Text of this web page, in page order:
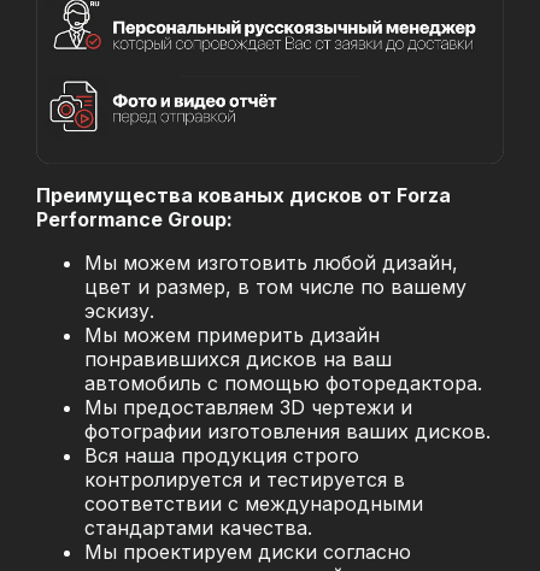
Преимущества кованых дисков от Forza
Performance Group:
Мы можем изготовить любой дизайн,
цвет и размер, в том числе по вашему
эскизу.
Мы можем примерить дизайн
понравившихся дисков на ваш
автомобиль с помощью фоторедактора.
Мы предоставляем 3D чертежи и
фотографии изготовления ваших дисков.
Вся наша продукция строго
контролируется и тестируется в
соответствии с международными
стандартами качества.
Мы проектируем диски согласно